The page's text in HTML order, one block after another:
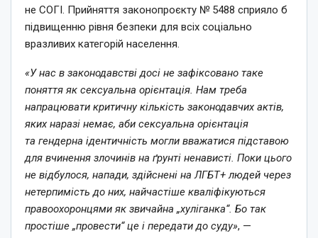
не СОГІ. Прийняття законопроєкту № 5488 сприяло б
підвищенню рівня безпеки для всіх соціально
вразливих категорій населення.
«У нас в законодавстві досі не зафіксовано таке
поняття як сексуальна орієнтація. Нам треба
напрацювати критичну кількість законодавчих актів,
яких наразі немає, аби сексуальна орієнтація
та гендерна ідентичність могли вважатися підставою
для вчинення злочинів на ґрунті ненависті. Поки цього
не відбулося, напади, здійснені на ЛГБТ+ людей через
нетерпимість до них, найчастіше кваліфікуються
правоохоронцями як звичайна „хуліганка“. Бо так
простіше „провести“ це і передати до суду», —